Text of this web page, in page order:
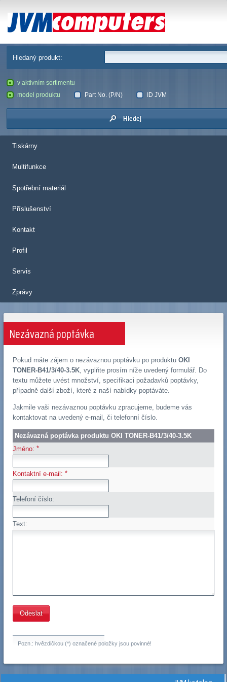
JVM Computers
Hledaný produkt:
v aktivním sortimentu
model produktu
Part No. (P/N) ID JVM
Hledej
Tiskárny
Multifunkce
Spotřební materiál
Příslušenství
Kontakt
Profil
Servis
Zprávy
Nezávazná poptávka
Pokud máte zájem o nezávaznou poptávku po produktu OKI
TONER-B41/3/40-3.5K, vyplňte prosím níže uvedený formulář. Do
textu můžete uvést množství, specifikaci požadavků poptávky,
případně další zboží, které z naší nabídky poptáváte.
Jakmile vaši nezávaznou poptávku zpracujeme, budeme vás
kontaktovat na uvedený e-mail, či telefonní číslo.
Nezávazná poptávka produktu OKI TONER-B41/3/40-3.5K
Jméno: *
Kontaktní e-mail: *
Telefoní číslo:
Text:
Pozn.: hvězdičkou (*) označené položky jsou povinné!